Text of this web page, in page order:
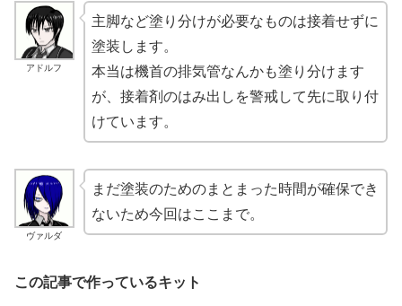
アドルフ
主脚など塗り分けが必要なものは接着せずに
塗装します。
本当は機首の排気管なんかも塗り分けます
が、接着剤のはみ出しを警戒して先に取り付
けています。
ヴァルダ
まだ塗装のためのまとまった時間が確保でき
ないため今回はここまで。
この記事で作っているキット